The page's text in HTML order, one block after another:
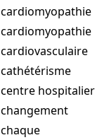
cardiomyopathie
cardiomyopathie
cardiovasculaire
cathétérisme
centre hospitalier
changement
chaque